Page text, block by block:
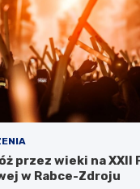
przez wieki na XXII
w Rabce-Zdroju